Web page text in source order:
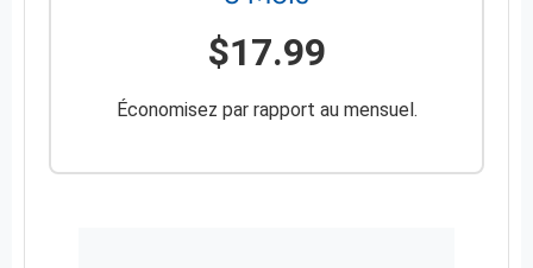
$17.99
Économisez par rapport au mensuel.